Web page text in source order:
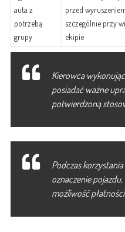
auta z
potrzebą
grupy
przed
szczególnie przy
ekipie
Kierowca
posiadać ważne
potwierdzoną
Podczas
oznaczenie
możliwość